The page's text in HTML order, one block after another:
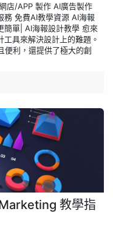
店/APP 製作 AI廣告製​作
免費AI教學資源 AI海報
簡單| AI海報設計教學 愈來
具來解決設計上的難題。
便利，還提供了極大的創
教學指